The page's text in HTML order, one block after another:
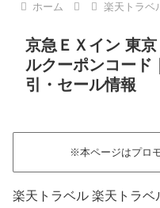
ホーム 楽天トラベ
京急ＥＸイン 東
ルクーポンコード
引・セール情報
※本ページはプロ
楽天トラベル 楽天トラ